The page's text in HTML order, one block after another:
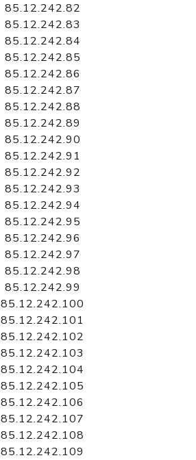
85.12.242.82
85.12.242.83
85.12.242.84
85.12.242.85
85.12.242.86
85.12.242.87
85.12.242.88
85.12.242.89
85.12.242.90
85.12.242.91
85.12.242.92
85.12.242.93
85.12.242.94
85.12.242.95
85.12.242.96
85.12.242.97
85.12.242.98
85.12.242.99
85.12.242.100
85.12.242.101
85.12.242.102
85.12.242.103
85.12.242.104
85.12.242.105
85.12.242.106
85.12.242.107
85.12.242.108
85.12.242.109